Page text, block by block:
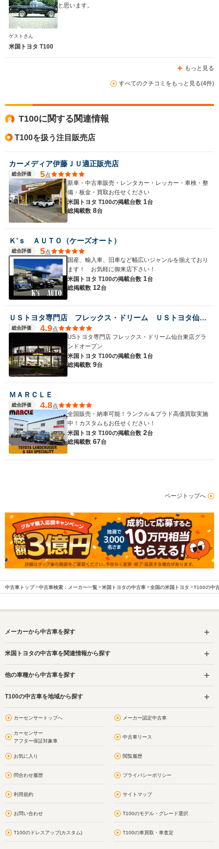
と思います。
ゲストさん
米国トヨタ T100
もっと見る
すべてのクチコミをもっと見る(4件)
T100に関する関連情報
T100を扱う注目販売店
カーメディア伊藤ＪＵ適正販売店
総合評価 5点
新車・中古車販売・レンタカー・レッカー・車検・整
備・板金・買取お任せください
米国トヨタ T100の掲載台数 1台
総掲載数 8台
Ｋ’ｓ ＡＵＴＯ（ケーズオート）
総合評価 5点
国産、輸入車、旧車など幅広いジャンルを揃えており
ます！ お気軽に御来店下さい！
米国トヨタ T100の掲載台数 1台
総掲載数 12台
ＵＳトヨタ専門店 フレックス・ドリーム ＵＳトヨタ仙台東店
総合評価 4.9点
USトヨタ専門店 フレックス・ドリーム仙台東店グラ
ンドオープン
米国トヨタ T100の掲載台数 1台
総掲載数 9台
ＭＡＲＣＬＥ
総合評価 4.8点
全国販売・納車可能！ランクル＆プラド高価買取実施
中！カスタムもお任せください！
米国トヨタ T100の掲載台数 2台
総掲載数 67台
ページトップへ
中古車トップ 中古車検索：メーカー一覧 米国トヨタの中古車 全国の米国トヨタ T100の中
メーカーから中古車を探す
米国トヨタの中古車を関連情報から探す
他の車種から中古車を探す
T100の中古車を地域から探す
カーセンサートップへ メーカー認定中古車
カーセンサー
アフター保証対象車
中古車リース
お気に入り 閲覧履歴
問合わせ履歴 プライバシーポリシー
利用規約 サイトマップ
お問い合わせ T100のモデル・グレード選択
T100のドレスアップ(カスタム) T100の車買取・車査定